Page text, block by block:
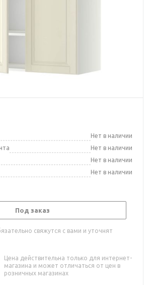
Нет в наличии
Нет в наличии
Нет в наличии
Нет в наличии
Под заказ
свяжутся с вами и уточнят
Цена действительна только для интернет-
магазина и может отличаться от цен в
розничных магазинах